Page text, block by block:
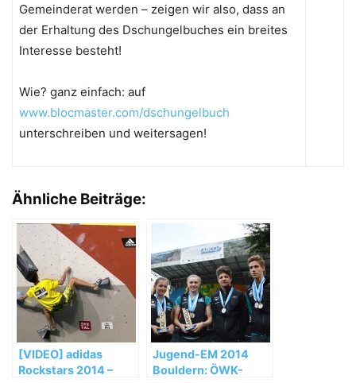
Gemeinderat werden – zeigen wir also, dass an
der Erhaltung des Dschungelbuches ein breites
Interesse besteht!
Wie? ganz einfach: auf
www.blocmaster.com/dschungelbuch
unterschreiben und weitersagen!
Ähnliche Beiträge:
[VIDEO] adidas
Rockstars 2014 –
Jugend-EM 2014
Bouldern: ÖWK-